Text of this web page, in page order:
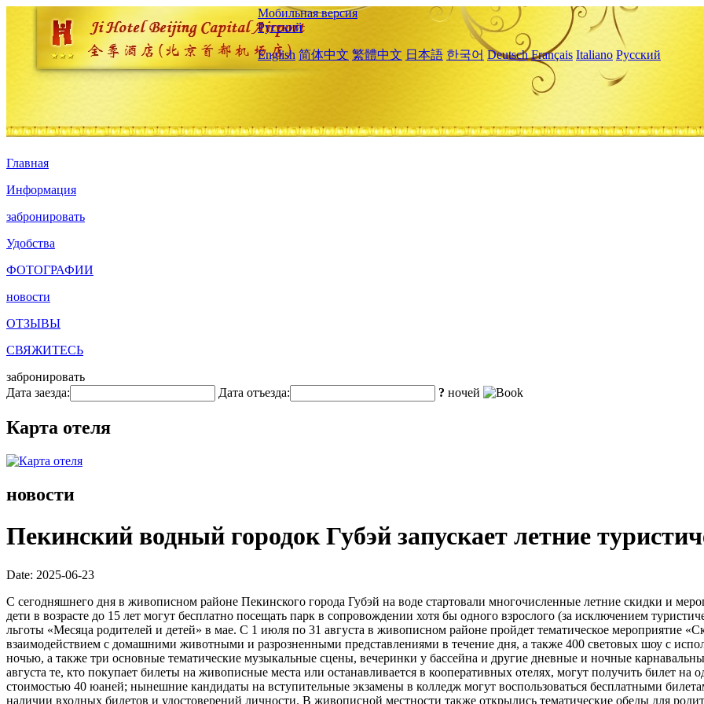
Мобильная версия
Русский
English 简体中文 繁體中文 日本語 한국어 Deutsch Français Italiano Русский
Главная
Информация
забронировать
Удобства
ФОТОГРАФИИ
новости
ОТЗЫВЫ
СВЯЖИТЕСЬ
забронировать
Дата заезда:
Дата отъезда: ? ночей
Карта отеля
новости
Пекинский водный городок Губэй запускает летние
Date: 2025-06-23
С сегодняшнего дня в живописном районе Пекинского города Губэй на воде стартовали многочисленные летние скидки и
дети в возрасте до 15 лет могут бесплатно посещать парк в сопровождении хотя бы одного взрослого (за исключением
льготы «Месяца родителей и детей» в мае. С 1 июля по 31 августа в живописном районе пройдет тематическое мероприятие
взаимодействием с домашними животными и разрозненными представлениями в течение дня, а также 400 световых шоу с
ночью, а также три основные тематические музыкальные сцены, вечеринки у бассейна и другие дневные и ночные
августа те, кто покупает билеты на живописные места или останавливается в кооперативных отелях, могут получить билет
стоимостью 40 юаней; нынешние кандидаты на вступительные экзамены в колледж могут воспользоваться бесплатными
наличии входных билетов и удостоверений личности. В живописной местности также открылись тематические обеды для